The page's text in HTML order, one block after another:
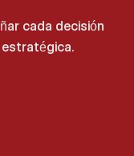
cada decisión